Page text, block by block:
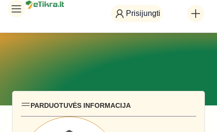
Prisijungti
PARDUOTUVĖS INFORMACIJA